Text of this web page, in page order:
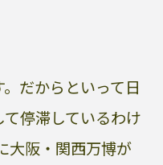
だからといって日
停滞しているわけ
大阪・関西万博が